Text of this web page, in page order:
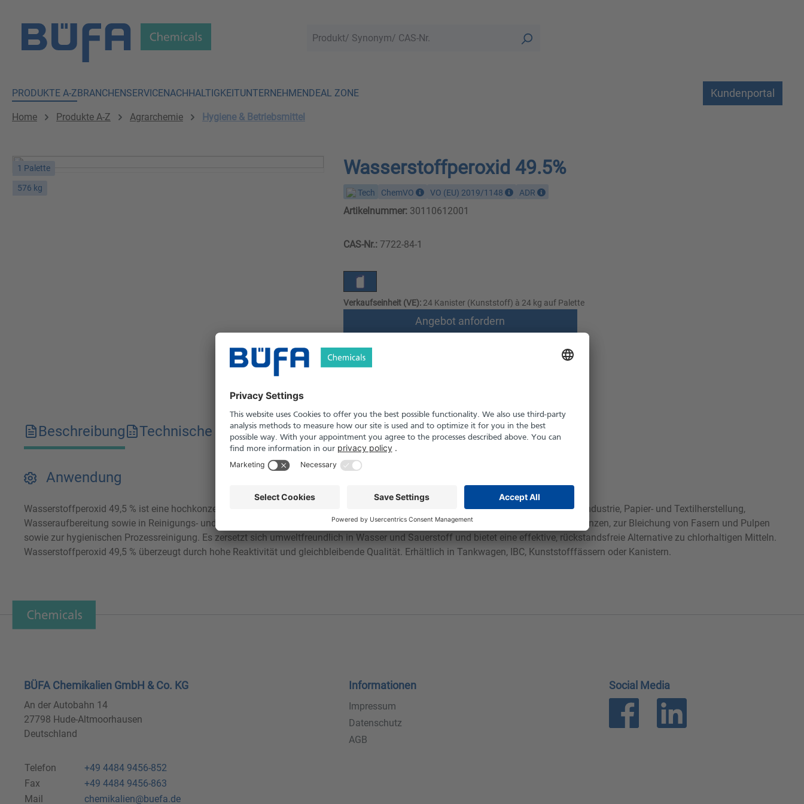
PRODUKTE A-ZBRANCHENSERVICENACHHALTIGKEITUNTERNEHMENDEAL ZONE Kundenportal
Home Produkte A-Z Agrarchemie Hygiene & Betriebsmittel
1 Palette
576 kg
Wasserstoffperoxid 49.5%
Tech ChemVO VO (EU) 2019/1148 ADR
Artikelnummer:30110612001
CAS-Nr.:7722-84-1
Verkaufseinheit (VE):24 Kanister (Kunststoff) à 24 kg auf Palette
Angebot anfordern
Versand nach Österreich und die Schweiz möglich
Beschreibung Technische Merkmale Downloads Sicherheitshinweise
Anwendung
Wasserstoffperoxid 49,5 % ist eine hochkonzentrierte, farblose Flüssigkeit mit stark oxidierender Wirkung. Sie wird in der chemischen Industrie, Papier- und Textilherstellung,
Wasseraufbereitung sowie in Reinigungs- und Desinfektionsprozessen eingesetzt. Das Produkt dient zur Oxidation organischer Substanzen, zur Bleichung von Fasern und Pulpen
sowie zur hygienischen Prozessreinigung. Es zersetzt sich umweltfreundlich in Wasser und Sauerstoff und bietet eine effektive, rückstandsfreie Alternative zu chlorhaltigen Mitteln.
Wasserstoffperoxid 49,5 % überzeugt durch hohe Reaktivität und gleichbleibende Qualität. Erhältlich in Tankwagen, IBC, Kunststofffässern oder Kanistern.
BÜFA Chemikalien GmbH & Co. KG
An der Autobahn 14
27798 Hude-Altmoorhausen
Deutschland
Telefon
+49 4484 9456-852
Fax
+49 4484 9456-863
Mail
chemikalien@buefa.de
Informationen
Impressum
Datenschutz
AGB
Social Media